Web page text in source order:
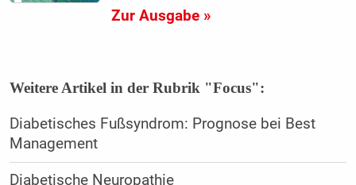
Zur Ausgabe »
Weitere Artikel in der Rubrik "Focus":
Diabetisches Fußsyndrom: Prognose bei Best
Management
Diabetische Neuropathie